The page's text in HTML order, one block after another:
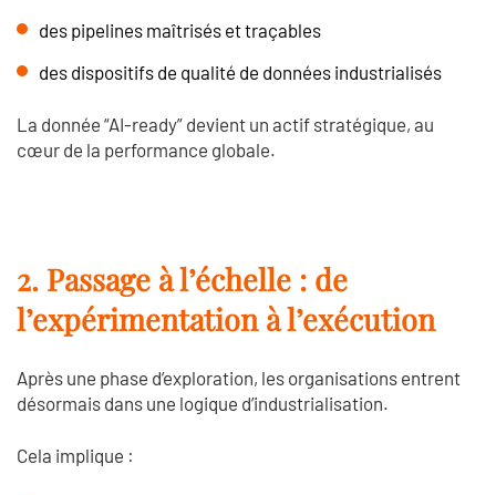
des pipelines maîtrisés et traçables
des dispositifs de qualité de données industrialisés
La donnée “AI-ready” devient un actif stratégique, au
cœur de la performance globale.
2. Passage à l’échelle : de
l’expérimentation à l’exécution
Après une phase d’exploration, les organisations entrent
désormais dans une logique d’industrialisation.
Cela implique :